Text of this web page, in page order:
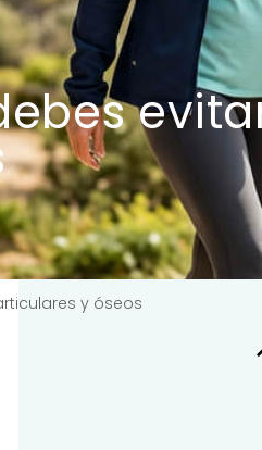
y óseos